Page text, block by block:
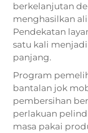
berkelanjutan
menghasilkan
Pendekatan
satu kali
panjang.
Program
bantalan jok
pembersihan
perlakuan
masa pakai